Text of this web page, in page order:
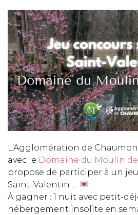
L’Agglomération de
avec le Domaine du Moulin
propose de participer à un
Saint-Valentin …
À gagner : 1 nuit avec petit-
hébergement insolite en